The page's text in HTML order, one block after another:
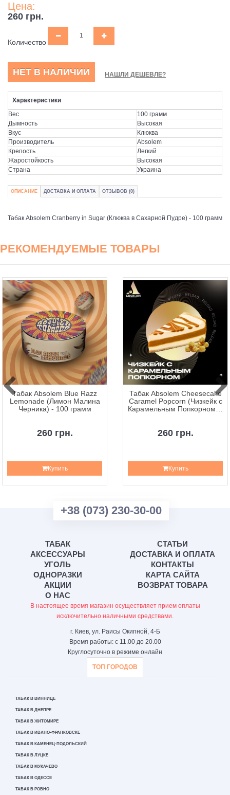
Цена:
260 грн.
Количество
НЕТ В НАЛИЧИИ НАШЛИ ДЕШЕВЛЕ?
Характеристики
Вес
100 грамм
Дымность
Высокая
Вкус
Клюква
Производитель
Absolem
Крепость
Легкий
Жаростойкость
Высокая
Страна
Украина
ОПИСАНИЕ ДОСТАВКА И ОПЛАТА ОТЗЫВОВ (0)
Табак Absolem Cranberry in Sugar (Клюква в Сахарной Пудре) - 100 грамм
РЕКОМЕНДУЕМЫЕ ТОВАРЫ
Табак Absolem Blue Razz
Lemonade (Лимон Малина
Черника) - 100 грамм
260 грн.
Купить
Табак Absolem Cheesecake
Caramel Popcorn (Чизкейк с
Карамельным Попкорном) -
260 грн.
Купить
+38 (073) 230-30-00
ТАБАК
АКСЕССУАРЫ
УГОЛЬ
ОДНОРАЗКИ
АКЦИИ
О НАС
СТАТЬИ
ДОСТАВКА И ОПЛАТА
КОНТАКТЫ
КАРТА САЙТА
ВОЗВРАТ ТОВАРА
В настоящее время магазин осуществляет прием оплаты
исключительно наличными средствами.
г. Киев, ул. Раисы Окипной, 4-Б
Время работы: с 11.00 до 20.00
Круглосуточно в режиме онлайн
ТОП ГОРОДОВ
ТАБАК В ВИННИЦЕ
ТАБАК В ДНЕПРЕ
ТАБАК В ЖИТОМИРЕ
ТАБАК В ИВАНО-ФРАНКОВСКЕ
ТАБАК В КАМЕНЕЦ-ПОДОЛЬСКИЙ
ТАБАК В ЛУЦКЕ
ТАБАК В МУКАЧЕВО
ТАБАК В ОДЕССЕ
ТАБАК В РОВНО